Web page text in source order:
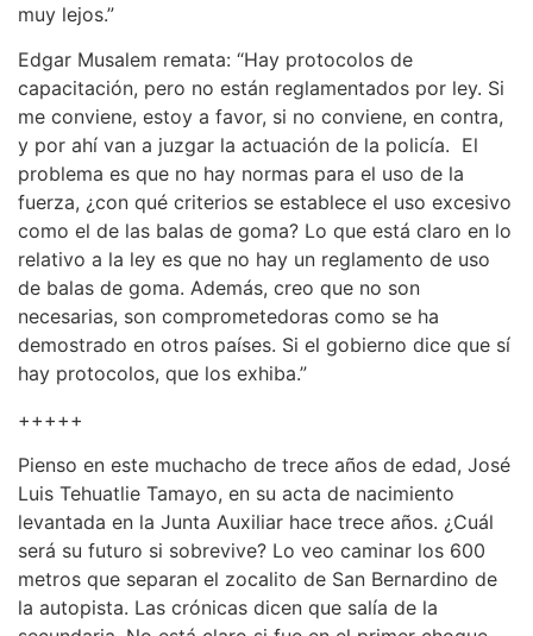
muy lejos.”
Edgar Musalem remata: “Hay protocolos de
capacitación, pero no están reglamentados por ley. Si
me conviene, estoy a favor, si no conviene, en contra,
y por ahí van a juzgar la actuación de la policía. El
problema es que no hay normas para el uso de la
fuerza, ¿con qué criterios se establece el uso excesivo
como el de las balas de goma? Lo que está claro en lo
relativo a la ley es que no hay un reglamento de uso
de balas de goma. Además, creo que no son
necesarias, son comprometedoras como se ha
demostrado en otros países. Si el gobierno dice que sí
hay protocolos, que los exhiba.”
+++++
Pienso en este muchacho de trece años de edad, José
Luis Tehuatlie Tamayo, en su acta de nacimiento
levantada en la Junta Auxiliar hace trece años. ¿Cuál
será su futuro si sobrevive? Lo veo caminar los 600
metros que separan el zocalito de San Bernardino de
la autopista. Las crónicas dicen que salía de la